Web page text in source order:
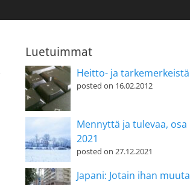
Luetuimmat
Heitto- ja tarkemerkeistä
posted on 16.02.2012
Mennyttä ja tulevaa, osa
2021
posted on 27.12.2021
Japani: Jotain ihan muuta